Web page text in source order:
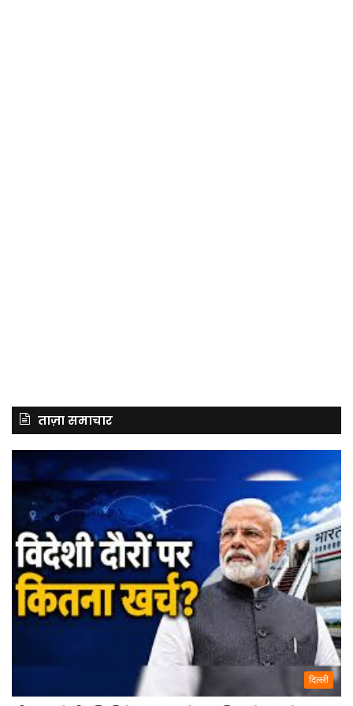
ताज़ा समाचार
दिल्ली